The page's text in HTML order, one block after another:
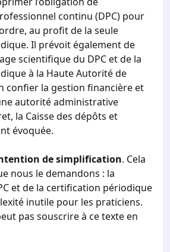
continu (DPC) pour
au profit de la seule
Il prévoit également de
scientifique du DPC et de la
à la Haute Autorité de
confier la gestion financière et
autorité administrative
la Caisse des dépôts et
évoquée.
de simplification. Cela
nous le demandons : la
et de la certification périodique
inutile pour les praticiens.
pas souscrire à ce texte en